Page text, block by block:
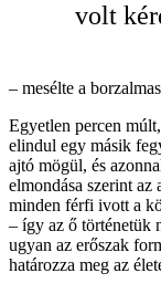
volt
– mesélte a
Egyetlen percen
elindul egy másik
ajtó mögül, és
elmondása szerint
minden férfi ivott a
– így az ő történetük
ugyan az erőszak
határozza meg az